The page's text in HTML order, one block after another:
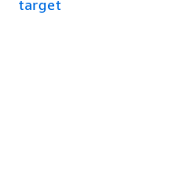
target